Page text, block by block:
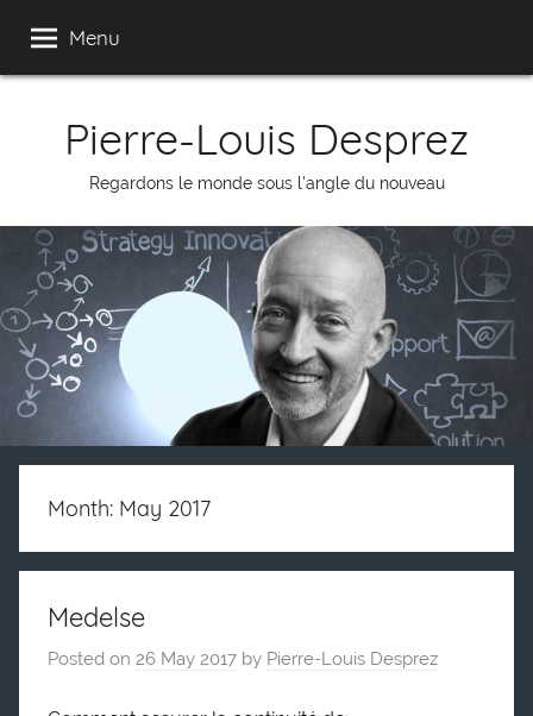
content
Menu
Pierre-Louis Desprez
Regardons le monde sous l'angle du nouveau
Month: May 2017
Medelse
Posted on 26 May 2017 by Pierre-Louis Desprez